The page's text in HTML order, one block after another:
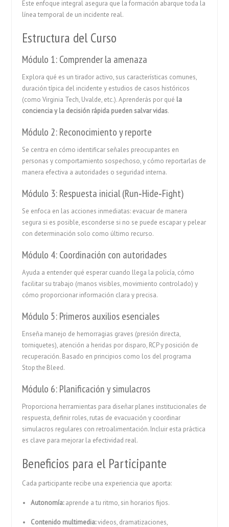
Este enfoque integral asegura que la formación abarque toda la
línea temporal de un incidente real.
Estructura del Curso
Módulo 1: Comprender la amenaza
Explora qué es un tirador activo, sus características comunes,
duración típica del incidente y estudios de casos históricos
(como Virginia Tech, Uvalde, etc.). Aprenderás por qué la
conciencia y la decisión rápida pueden salvar vidas.
Módulo 2: Reconocimiento y reporte
Se centra en cómo identificar señales preocupantes en
personas y comportamiento sospechoso, y cómo reportarlas de
manera efectiva a autoridades o seguridad interna.
Módulo 3: Respuesta inicial (Run‑Hide‑Fight)
Se enfoca en las acciones inmediatas: evacuar de manera
segura si es posible, esconderse si no se puede escapar y pelear
con determinación solo como último recurso.
Módulo 4: Coordinación con autoridades
Ayuda a entender qué esperar cuando llega la policía, cómo
facilitar su trabajo (manos visibles, movimiento controlado) y
cómo proporcionar información clara y precisa.
Módulo 5: Primeros auxilios esenciales
Enseña manejo de hemorragias graves (presión directa,
torniquetes), atención a heridas por disparo, RCP y posición de
recuperación. Basado en principios como los del programa
Stop the Bleed.
Módulo 6: Planificación y simulacros
Proporciona herramientas para diseñar planes institucionales de
respuesta, definir roles, rutas de evacuación y coordinar
simulacros regulares con retroalimentación. Incluir esta práctica
es clave para mejorar la efectividad real.
Beneficios para el Participante
Cada participante recibe una experiencia que aporta:
Autonomía:aprende a tu ritmo, sin horarios fijos.
Contenido multimedia:videos, dramatizaciones,